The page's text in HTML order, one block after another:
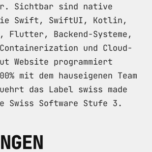
Sichtbar sind native
wie Swift, SwiftUI, Kotlin,
Flutter, Backend-Systeme,
und Cloud-
Website programmiert
mit dem hauseigenen Team
das Label swiss made
Swiss Software Stufe 3.